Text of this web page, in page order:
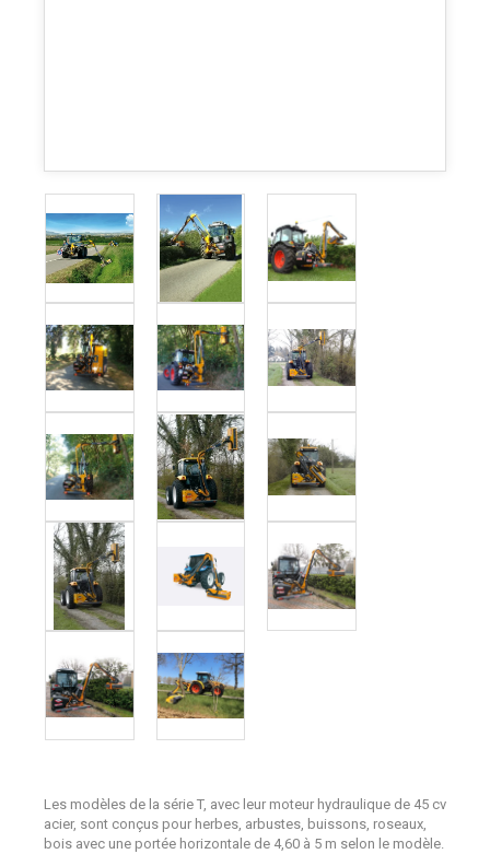
Les modèles de la série T, avec leur moteur hydraulique de 45 cv
acier, sont conçus pour herbes, arbustes, buissons, roseaux,
bois avec une portée horizontale de 4,60 à 5 m selon le modèle.